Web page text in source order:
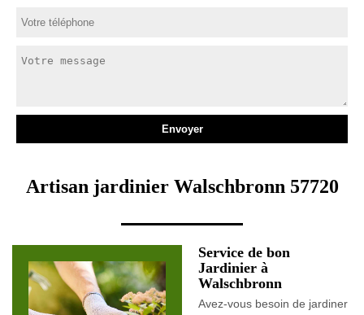
Artisan jardinier Walschbronn 57720
Service de bon
Jardinier à
Walschbronn
Avez-vous besoin de jardiner